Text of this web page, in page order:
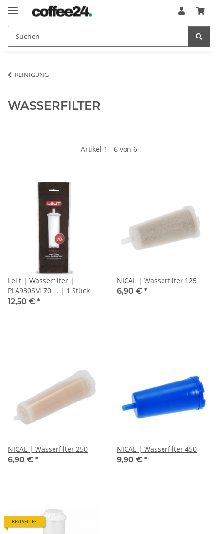
REINIGUNG
WASSERFILTER
Artikel 1 - 6 von 6
Lelit | Wasserfilter |
PLA930SM 70 L. | 1 Stück
12,50 € *
NICAL | Wasserfilter 125
6,90 € *
NICAL | Wasserfilter 250
6,90 € *
NICAL | Wasserfilter 450
9,90 € *
BESTSELLER